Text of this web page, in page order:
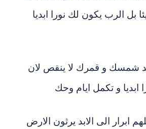
يكون لك نورا ابديا
شمسك و قمرك لا ينقص لان
و تكمل ايام وحك
ابرار الى الابد يرثون الارض